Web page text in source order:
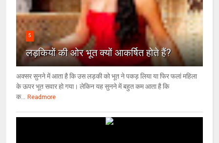
5
लड़कियों की ओर भूत क्‍यों आकर्षित होते हैं?
अक्सर सुनने में आता है कि उस लड़की को भूत ने पकड़ लिया या फिर फलां महिला
के ऊपर भूत सवार हो गया। लेकिन यह सुनने में बहुत कम आता है कि
क...
Readmore